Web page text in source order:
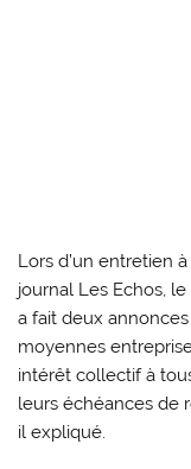
Lors d’un entretien
journal Les Echos,
a fait deux
moyennes
intérêt collectif à
leurs échéances de
il expliqué.